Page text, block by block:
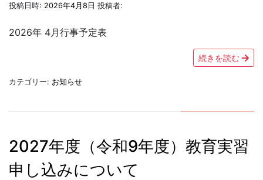
投稿日時: 2026年4月8日 投稿者:
2026年 4月行事予定表
続きを読む
カテゴリー: お知らせ
2027年度（令和9年度）教育実習
申し込みについて